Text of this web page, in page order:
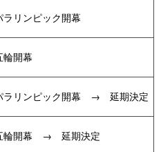
ラリンピック開幕
輪開幕
ラリンピック開幕 → 延期決定
五輪開幕 → 延期決定